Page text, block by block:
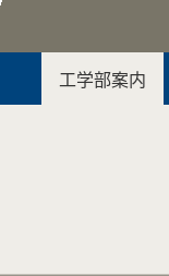
工学部案内